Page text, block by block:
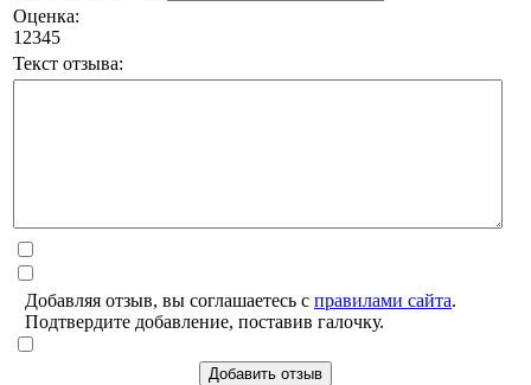
Оценка:
1 2345
Текст отзыва:
Добавляя отзыв, вы соглашаетесь с правилами сайта.
Подтвердите добавление, поставив галочку.
Добавить отзыв